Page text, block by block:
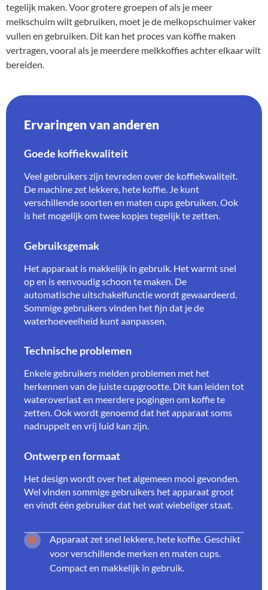
tegelijk maken. Voor grotere groepen of als je meer
melkschuim wilt gebruiken, moet je de melkopschuimer vaker
vullen en gebruiken. Dit kan het proces van koffie maken
vertragen, vooral als je meerdere melkkoffies achter elkaar wilt
bereiden.
Ervaringen van anderen
Goede koffiekwaliteit
Veel gebruikers zijn tevreden over de koffiekwaliteit.
De machine zet lekkere, hete koffie. Je kunt
verschillende soorten en maten cups gebruiken. Ook
is het mogelijk om twee kopjes tegelijk te zetten.
Gebruiksgemak
Het apparaat is makkelijk in gebruik. Het warmt snel
op en is eenvoudig schoon te maken. De
automatische uitschakelfunctie wordt gewaardeerd.
Sommige gebruikers vinden het fijn dat je de
waterhoeveelheid kunt aanpassen.
Technische problemen
Enkele gebruikers melden problemen met het
herkennen van de juiste cupgrootte. Dit kan leiden tot
wateroverlast en meerdere pogingen om koffie te
zetten. Ook wordt genoemd dat het apparaat soms
nadruppelt en vrij luid kan zijn.
Ontwerp en formaat
Het design wordt over het algemeen mooi gevonden.
Wel vinden sommige gebruikers het apparaat groot
en vindt één gebruiker dat het wat wiebeliger staat.
Apparaat zet snel lekkere, hete koffie. Geschikt
voor verschillende merken en maten cups.
Compact en makkelijk in gebruik.